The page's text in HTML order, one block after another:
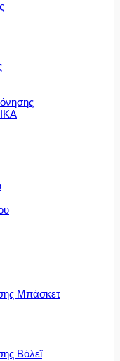
Μπάσκετ
Βόλεϊ